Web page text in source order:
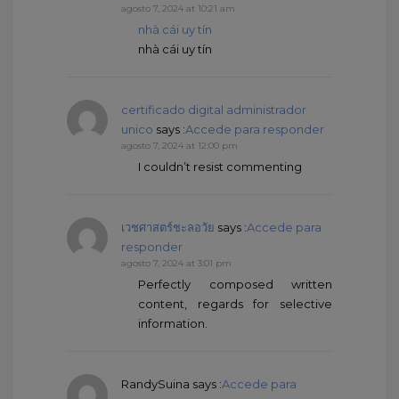
agosto 7, 2024 at 10:21 am
nhà cái uy tín
nhà cái uy tín
certificado digital administrador
unico says :Accede para responder
agosto 7, 2024 at 12:00 pm
I couldn’t resist commenting
เวชศาสตร์ชะลอวัย says :Accede para
responder
agosto 7, 2024 at 3:01 pm
Perfectly composed written
content, regards for selective
information.
RandySuina says :Accede para